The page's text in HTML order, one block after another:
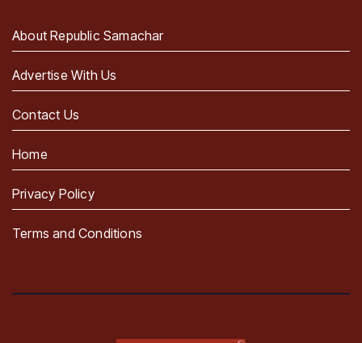
About Republic Samachar
Advertise With Us
Contact Us
Home
Privacy Policy
Terms and Conditions